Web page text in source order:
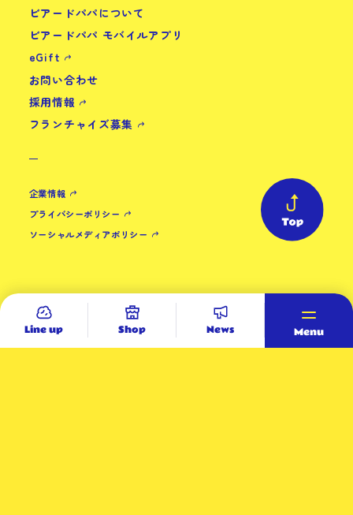
Line up Shop News Menu
ビアードパパについて
ビアードパパ モバイルアプリ
eGift
お問い合わせ
採用情報
フランチャイズ募集
企業情報
プライバシーポリシー
ソーシャルメディアポリシー
Copyright (C) daytolife.co.jp. All rights reserved.